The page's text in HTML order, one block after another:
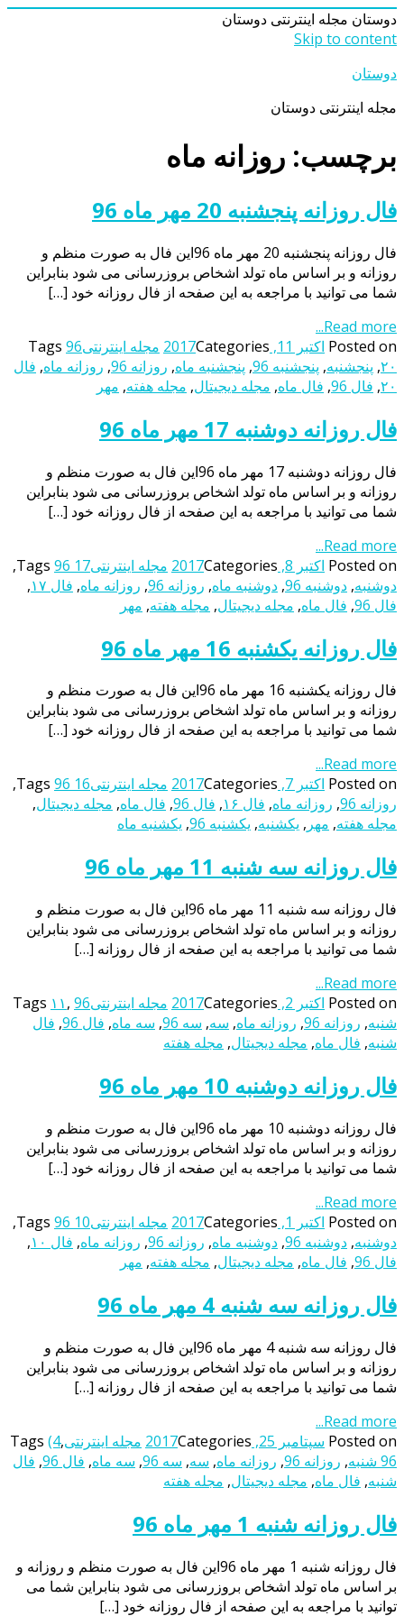
دوستان مجله اینترنتی دوستان
Skip to content
دوستان
مجله اینترنتی دوستان
برچسب: روزانه ماه
فال روزانه پنجشنبه 20 مهر ماه 96
فال روزانه پنجشنبه 20 مهر ماه 96این فال به صورت منظم و
روزانه و بر اساس ماه تولد اشخاص بروزرسانی می شود بنابراین
شما می توانید با مراجعه به این صفحه از فال روزانه خود […]
Read more...
Posted on اکتبر 11, 2017 Categories مجله اینترنتی Tags 96
۲۰, پنجشنبه, پنجشنبه 96 , پنجشنبه ماه, روزانه 96 , روزانه ماه, فال
۲۰, فال 96 , فال ماه, مجله دیجیتال, مجله هفته, مهر
فال روزانه دوشنبه 17 مهر ماه 96
فال روزانه دوشنبه 17 مهر ماه 96این فال به صورت منظم و
روزانه و بر اساس ماه تولد اشخاص بروزرسانی می شود بنابراین
شما می توانید با مراجعه به این صفحه از فال روزانه خود […]
Read more...
Posted on اکتبر 8, 2017 Categories مجله اینترنتی Tags 96 17
,
دوشنبه, دوشنبه 96 , دوشنبه ماه, روزانه 96 , روزانه ماه, فال ۱۷
,
فال 96
, فال ماه, مجله دیجیتال, مجله هفته, مهر
فال روزانه یکشنبه 16 مهر ماه 96
فال روزانه یکشنبه 16 مهر ماه 96این فال به صورت منظم و
روزانه و بر اساس ماه تولد اشخاص بروزرسانی می شود بنابراین
شما می توانید با مراجعه به این صفحه از فال روزانه خود […]
Read more...
Posted on اکتبر 7, 2017 Categories مجله اینترنتی Tags 96 16
,
روزانه 96
, روزانه ماه, فال ۱۶ , فال 96 , فال ماه, مجله دیجیتال,
مجله هفته, مهر , یکشنبه, یکشنبه 96 , یکشنبه ماه
فال روزانه سه شنبه 11 مهر ماه 96
فال روزانه سه شنبه 11 مهر ماه 96این فال به صورت منظم و
روزانه و بر اساس ماه تولد اشخاص بروزرسانی می شود بنابراین
شما می توانید با مراجعه به این صفحه از فال روزانه […]
Read more...
Posted on اکتبر 2, 2017 Categories مجله اینترنتی Tags ۱۱, 96
شنبه, روزانه 96 , روزانه ماه, سه, سه 96 , سه ماه, فال 96 , فال
شنبه, فال ماه, مجله دیجیتال, مجله هفته
فال روزانه دوشنبه 10 مهر ماه 96
فال روزانه دوشنبه 10 مهر ماه 96این فال به صورت منظم و
روزانه و بر اساس ماه تولد اشخاص بروزرسانی می شود بنابراین
شما می توانید با مراجعه به این صفحه از فال روزانه خود […]
Read more...
Posted on اکتبر 1, 2017 Categories مجله اینترنتی Tags 96 10
,
دوشنبه, دوشنبه 96 , دوشنبه ماه, روزانه 96 , روزانه ماه, فال ۱۰
,
فال 96
, فال ماه, مجله دیجیتال, مجله هفته, مهر
فال روزانه سه شنبه 4 مهر ماه 96
فال روزانه سه شنبه 4 مهر ماه 96این فال به صورت منظم و
روزانه و بر اساس ماه تولد اشخاص بروزرسانی می شود بنابراین
شما می توانید با مراجعه به این صفحه از فال روزانه […]
Read more...
Posted on سپتامبر 25, 2017 Categories مجله اینترنتی Tags (4,
96 شنبه
, روزانه 96 , روزانه ماه, سه, سه 96 , سه ماه, فال 96 , فال
شنبه, فال ماه, مجله دیجیتال, مجله هفته
فال روزانه شنبه 1 مهر ماه 96
فال روزانه شنبه 1 مهر ماه 96این فال به صورت منظم و روزانه و
بر اساس ماه تولد اشخاص بروزرسانی می شود بنابراین شما می
توانید با مراجعه به این صفحه از فال روزانه خود […]